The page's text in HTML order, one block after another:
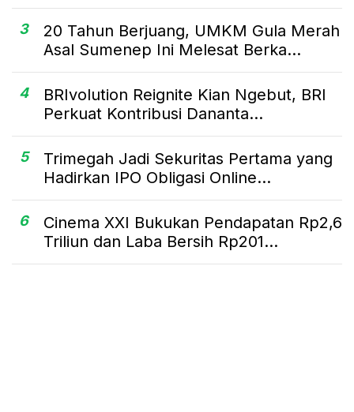
3
20 Tahun Berjuang, UMKM Gula Merah
Asal Sumenep Ini Melesat Berka...
4
BRIvolution Reignite Kian Ngebut, BRI
Perkuat Kontribusi Dananta...
5
Trimegah Jadi Sekuritas Pertama yang
Hadirkan IPO Obligasi Online...
6
Cinema XXI Bukukan Pendapatan Rp2,6
Triliun dan Laba Bersih Rp201...